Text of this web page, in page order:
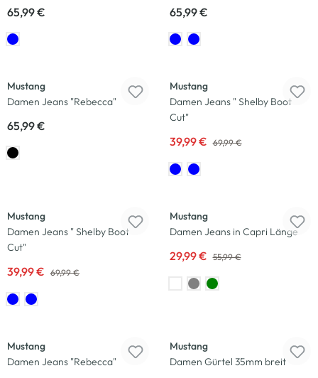
65,99 € 65,99 €
Mustang
Damen Jeans "Rebecca"
65,99 €
Mustang
Damen Jeans " Shelby Boot
Cut"
39,99 € 69,99 €
Mustang
Damen Jeans " Shelby Boot
Cut"
39,99 € 69,99 €
Mustang
Damen Jeans in Capri Länge
29,99 € 55,99 €
Mustang
Damen Jeans "Rebecca"
Mustang
Damen Gürtel 35mm breit